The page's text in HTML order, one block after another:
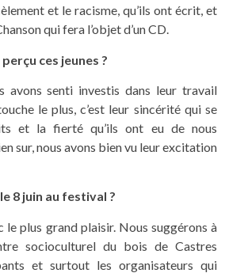
et le racisme, qu’ils ont écrit, et
qui fera l’objet d’un CD.
ces jeunes ?
avons senti investis dans leur travail
le plus, c’est leur sincérité qui se
et la fierté qu’ils ont eu de nous
sur, nous avons bien vu leur excitation
8 juin au festival ?
le plus grand plaisir. Nous suggérons à
socioculturel du bois de Castres
et surtout les organisateurs qui